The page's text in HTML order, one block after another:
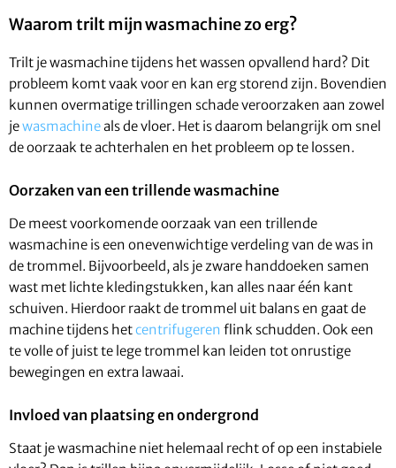
Waarom trilt mijn wasmachine zo erg?
Trilt je wasmachine tijdens het wassen opvallend hard? Dit
probleem komt vaak voor en kan erg storend zijn. Bovendien
kunnen overmatige trillingen schade veroorzaken aan zowel
jewasmachineals de vloer. Het is daarom belangrijk om snel
de oorzaak te achterhalen en het probleem op te lossen.
Oorzaken van een trillende wasmachine
De meest voorkomende oorzaak van een trillende
wasmachine is een onevenwichtige verdeling van de was in
de trommel. Bijvoorbeeld, als je zware handdoeken samen
wast met lichte kledingstukken, kan alles naar één kant
schuiven. Hierdoor raakt de trommel uit balans en gaat de
machine tijdens hetcentrifugeren flink schudden. Ook een
te volle of juist te lege trommel kan leiden tot onrustige
bewegingen en extra lawaai.
Invloed van plaatsing en ondergrond
Staat je wasmachine niet helemaal recht of op een instabiele